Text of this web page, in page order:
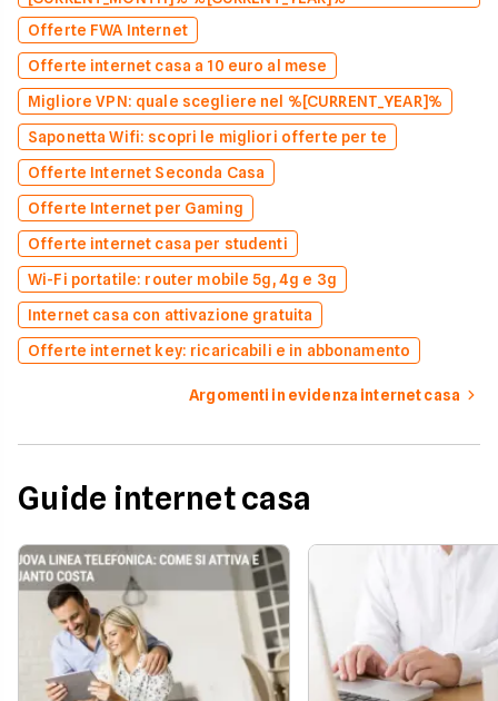
Offerte FWA Internet
Offerte internet casa a 10 euro al mese
Migliore VPN: quale scegliere nel %[CURRENT_YEAR]%
Saponetta Wifi: scopri le migliori offerte per te
Offerte Internet Seconda Casa
Offerte Internet per Gaming
Offerte internet casa per studenti
Wi-Fi portatile: router mobile 5g, 4g e 3g
Internet casa con attivazione gratuita
Offerte internet key: ricaricabili e in abbonamento
Argomenti in evidenza internet casa
Guide internet casa